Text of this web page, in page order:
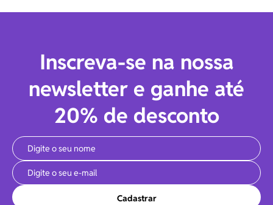
Inscreva-se na nossa
newsletter e ganhe até
20% de desconto
Cadastrar